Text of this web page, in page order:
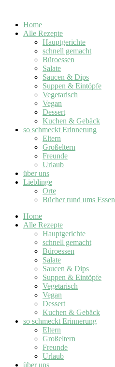
Home
Alle Rezepte
Hauptgerichte
schnell gemacht
Büroessen
Salate
Saucen & Dips
Suppen & Eintöpfe
Vegetarisch
Vegan
Dessert
Kuchen & Gebäck
so schmeckt Erinnerung
Eltern
Großeltern
Freunde
Urlaub
über uns
Lieblinge
Orte
Bücher rund ums Essen
Home
Alle Rezepte
Hauptgerichte
schnell gemacht
Büroessen
Salate
Saucen & Dips
Suppen & Eintöpfe
Vegetarisch
Vegan
Dessert
Kuchen & Gebäck
so schmeckt Erinnerung
Eltern
Großeltern
Freunde
Urlaub
über uns